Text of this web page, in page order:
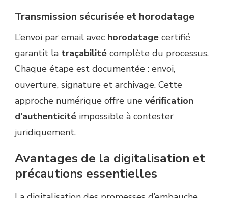
Transmission sécurisée et horodatage
L’envoi par email avec horodatage certifié
garantit la traçabilité complète du processus.
Chaque étape est documentée : envoi,
ouverture, signature et archivage. Cette
approche numérique offre une vérification
d’authenticité impossible à contester
juridiquement.
Avantages de la digitalisation et
précautions essentielles